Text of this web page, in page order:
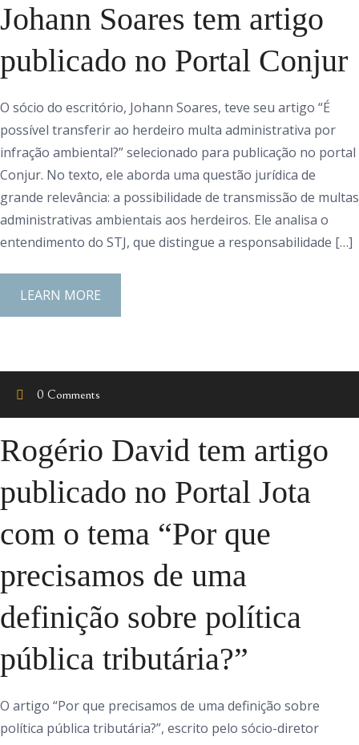
Johann Soares tem artigo
publicado no Portal Conjur
O sócio do escritório, Johann Soares, teve seu artigo “É
possível transferir ao herdeiro multa administrativa por
infração ambiental?” selecionado para publicação no portal
Conjur. No texto, ele aborda uma questão jurídica de
grande relevância: a possibilidade de transmissão de multas
administrativas ambientais aos herdeiros. Ele analisa o
entendimento do STJ, que distingue a responsabilidade […]
LEARN MORE
0 Comments
Rogério David tem artigo
publicado no Portal Jota
com o tema “Por que
precisamos de uma
definição sobre política
pública tributária?”
O artigo “Por que precisamos de uma definição sobre
política pública tributária?”, escrito pelo sócio-diretor